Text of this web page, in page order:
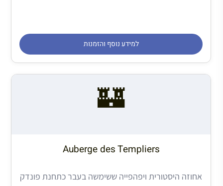
למידע נוסף והזמנות
🏰
Auberge des Templiers
אחוזה היסטורית ויפהפייה ששימשה בעבר כתחנת פונדק